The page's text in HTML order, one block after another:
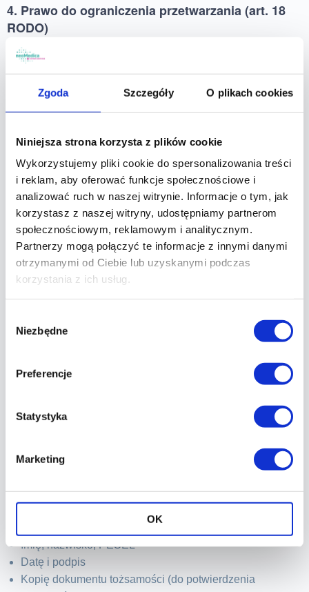
Zgoda Szczegóły O plikach cookies
Niniejsza strona korzysta z plików cookie
Wykorzystujemy pliki cookie do spersonalizowania treści
i reklam, aby oferować funkcje społecznościowe i
analizować ruch w naszej witrynie. Informacje o tym, jak
korzystasz z naszej witryny, udostępniamy partnerom
społecznościowym, reklamowym i analitycznym.
Partnerzy mogą połączyć te informacje z innymi danymi
otrzymanymi od Ciebie lub uzyskanymi podczas
korzystania z ich usług.
zgody
Niezbędne
Preferencje
Statystyka
Marketing
OK
4. Prawo do ograniczenia przetwarzania (art. 18
RODO)
Prawo do żądania ograniczenia przetwarzania Waszych
danych
danych
Stosuje się, gdy: dane są niedokładne, przetwarzanie jest
5. Prawo do przenoszalności danych (art. 20
RODO)
Prawo do otrzymania Waszych danych w formacie
elektronicznym
Prawo do przesłania danych innemu lekarzowi/placówce
6. Prawo do sprzeciwu (art. 21 RODO)
Prawo do sprzeciwu wobec przetwarzania danych na
marketingu
danych (art. 34 RODO)
Prawo do powiadomienia, jeśli dojdzie do naruszenia
IX. PROCEDURA WYKONYWANIA PRAW
Aby wykonać którekolwiek z powyższych praw, prosimy:
Imię, nazwisko, PESEL
Datę i podpis
Kopię dokumentu tożsamości (do potwierdzenia